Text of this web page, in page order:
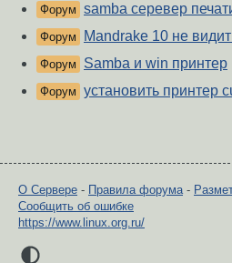
Форум samba серевер
Форум Mandrake 10 не
Форум Samba и win принтер
Форум установить принтер
О Сервере - Правила форума-
Сообщить об ошибке
https://www.linux.org.ru/